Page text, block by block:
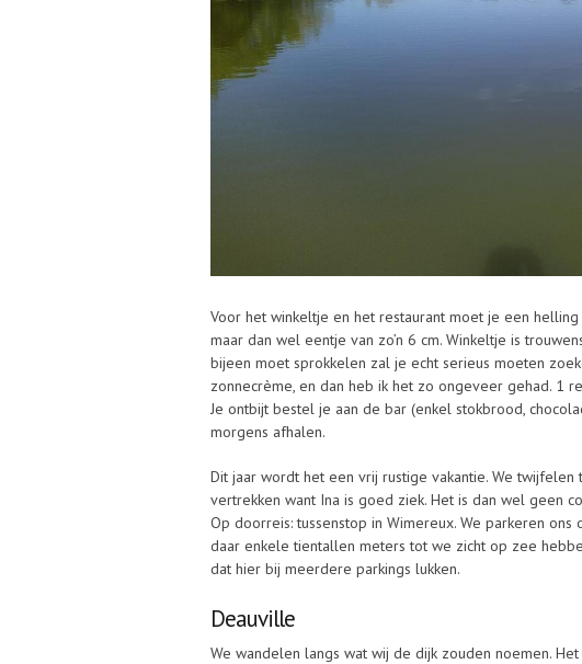
Voor het winkeltje en het restaurant moet je een helling
maar dan wel eentje van zo’n 6 cm. Winkeltje is
bijeen moet sprokkelen zal je echt serieus moeten
zonnecrème, en dan heb ik het zo ongeveer gehad. 1
Je ontbijt bestel je aan de bar (enkel stokbrood,
morgens afhalen.
Dit jaar wordt het een vrij rustige vakantie. We
vertrekken want Ina is goed ziek. Het is dan wel geen
Op doorreis: tussenstop in Wimereux. We parkeren
daar enkele tientallen meters tot we zicht op zee
dat hier bij meerdere parkings lukken.
Deauville
We wandelen langs wat wij de dijk zouden noemen.